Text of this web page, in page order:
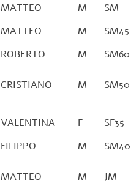
MATTEO M
SM
MATTEO M
SM45
ROBERTO M SM60
CRISTIANO M SM50
VALENTINA F
SF35
FILIPPO M SM40
MATTEO M JM